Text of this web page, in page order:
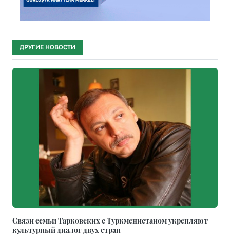
ДРУГИЕ НОВОСТИ
Связи семьи Тарковских с Туркменистаном укрепляют
культурный диалог двух стран